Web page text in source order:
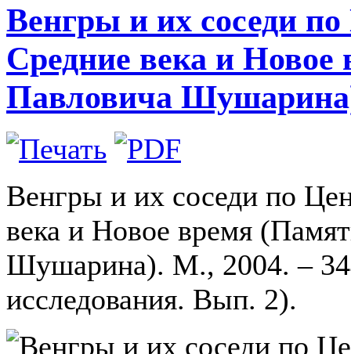
Венгры и их соседи
Средние века и
Павловича
Венгры и их соседи по
века и Новое время
Шушарина). М., 2004. –
исследования. Вып. 2).